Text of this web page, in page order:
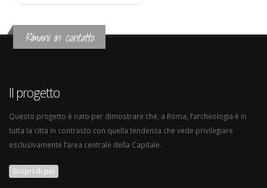
Rimani in contatto
Il progetto
Questo progetto è nato per dimostrare che, a Roma, l’archeologia è in
tutta la città in contrasto con quella tendenza che vede privilegiare
esclusivamente l’area centrale della Capitale.
Scopri di più